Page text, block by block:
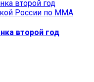
второй год